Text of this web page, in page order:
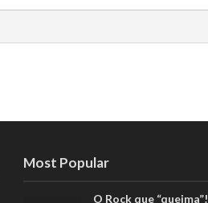
Most Popular
O Rock que “queima”!